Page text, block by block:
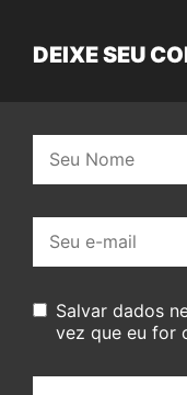
DEIXE SEU
mail:
Salvar dados
vez que eu for